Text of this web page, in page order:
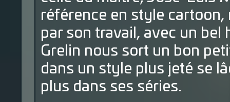
référence en style
par son travail, avec un bel
Grelin nous sort un bon
dans un style plus jeté se
plus dans ses séries.